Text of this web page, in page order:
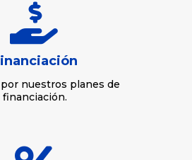

nuestros planes de
financiación.